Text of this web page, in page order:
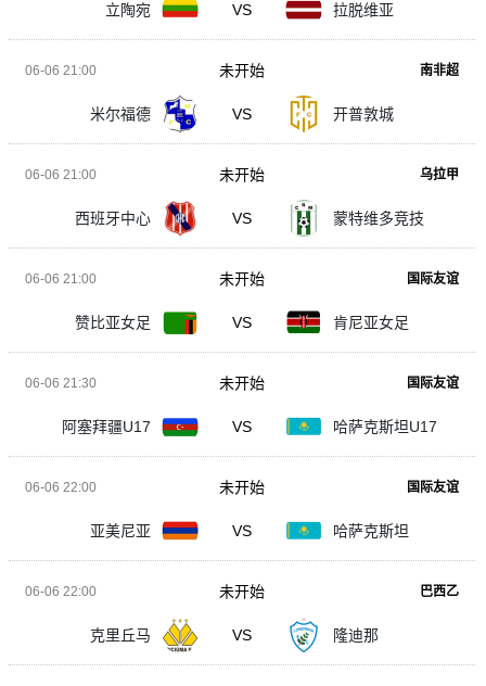
立陶宛 VS 拉脱维亚
06-06 21:00 南非超
米尔福德 VS 开普敦城
未开始
06-06 21:00 乌拉甲
西班牙中心 VS 蒙特维多竞技
未开始
06-06 21:00 国际友谊
赞比亚女足 VS 肯尼亚女足
未开始
06-06 21:30 国际友谊
阿塞拜疆U17 VS 哈萨克斯坦U17
未开始
06-06 22:00 国际友谊
亚美尼亚 VS 哈萨克斯坦
未开始
06-06 22:00 巴西乙
克里丘马 VS 隆迪那
未开始